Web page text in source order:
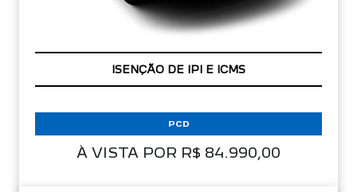
ISENÇÃO DE IPI E ICMS
À VISTA POR R$ 84.990,00
PCD